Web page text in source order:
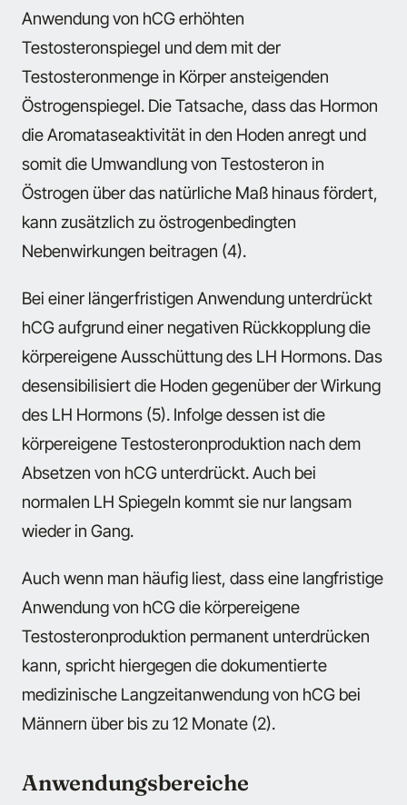
Anwendung von hCG erhöhten
Testosteronspiegel und dem mit der
Testosteronmenge in Körper ansteigenden
Östrogenspiegel. Die Tatsache, dass das Hormon
die Aromataseaktivität in den Hoden anregt und
somit die Umwandlung von Testosteron in
Östrogen über das natürliche Maß hinaus fördert,
kann zusätzlich zu östrogenbedingten
Nebenwirkungen beitragen (4).
Bei einer längerfristigen Anwendung unterdrückt
hCG aufgrund einer negativen Rückkopplung die
körpereigene Ausschüttung des LH Hormons. Das
desensibilisiert die Hoden gegenüber der Wirkung
des LH Hormons (5). Infolge dessen ist die
körpereigene Testosteronproduktion nach dem
Absetzen von hCG unterdrückt. Auch bei
normalen LH Spiegeln kommt sie nur langsam
wieder in Gang.
Auch wenn man häufig liest, dass eine langfristige
Anwendung von hCG die körpereigene
Testosteronproduktion permanent unterdrücken
kann, spricht hiergegen die dokumentierte
medizinische Langzeitanwendung von hCG bei
Männern über bis zu 12 Monate (2).
Anwendungsbereiche